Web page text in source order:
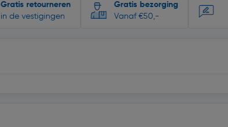
Gratis retourneren
in de vestigingen
Gratis bezorging
Vanaf €50,-